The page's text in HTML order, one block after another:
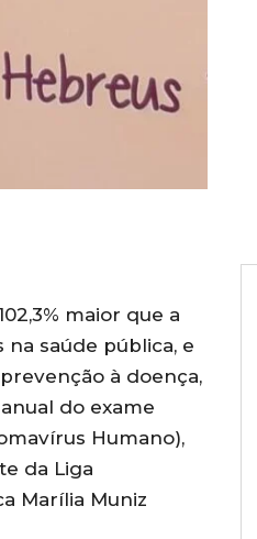
maior que a
saúde pública, e
à doença,
do exame
Humano),
da Liga
Marília Muniz